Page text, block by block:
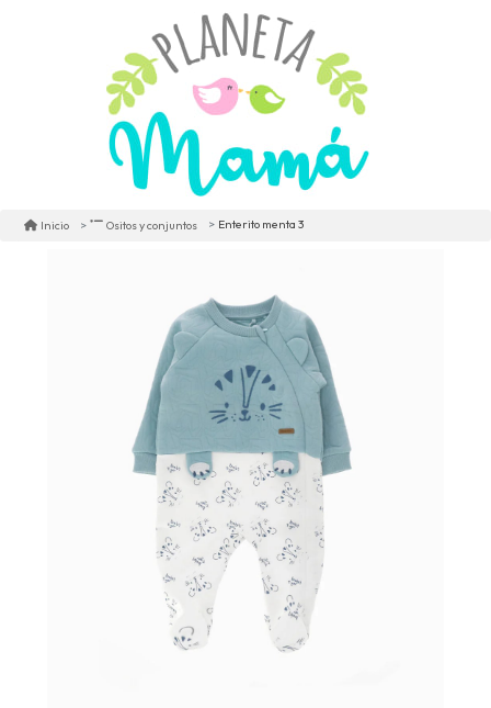
Inicio Ositos y conjuntos Enterito menta 3